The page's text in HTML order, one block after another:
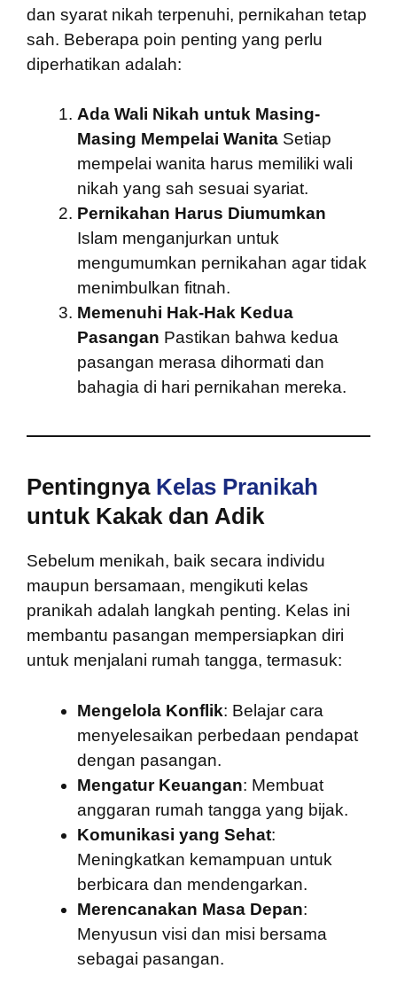
dan syarat nikah terpenuhi, pernikahan tetap
sah. Beberapa poin penting yang perlu
diperhatikan adalah:
Ada Wali Nikah untuk Masing-
Masing Mempelai Wanita Setiap
mempelai wanita harus memiliki wali
nikah yang sah sesuai syariat.
Pernikahan Harus Diumumkan
Islam menganjurkan untuk
mengumumkan pernikahan agar tidak
menimbulkan fitnah.
Memenuhi Hak-Hak Kedua
Pasangan Pastikan bahwa kedua
pasangan merasa dihormati dan
bahagia di hari pernikahan mereka.
Pentingnya Kelas Pranikah
untuk Kakak dan Adik
Sebelum menikah, baik secara individu
maupun bersamaan, mengikuti kelas
pranikah adalah langkah penting. Kelas ini
membantu pasangan mempersiapkan diri
untuk menjalani rumah tangga, termasuk:
Mengelola Konflik: Belajar cara
menyelesaikan perbedaan pendapat
dengan pasangan.
Mengatur Keuangan: Membuat
anggaran rumah tangga yang bijak.
Komunikasi yang Sehat:
Meningkatkan kemampuan untuk
berbicara dan mendengarkan.
Merencanakan Masa Depan:
Menyusun visi dan misi bersama
sebagai pasangan.